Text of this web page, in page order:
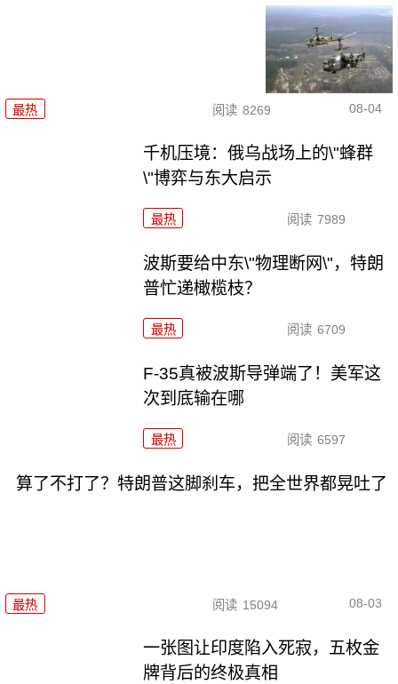
最热 阅读 8269 08-04
千机压境：俄乌战场上的\"蜂群
\"博弈与东大启示
最热 阅读 7989
波斯要给中东\"物理断网\"，特朗
普忙递橄榄枝？
最热 阅读 6709
F-35真被波斯导弹端了！美军这
次到底输在哪
最热 阅读 6597
算了不打了？特朗普这脚刹车，把全世界都晃吐了
最热 阅读 15094 08-03
一张图让印度陷入死寂，五枚金
牌背后的终极真相